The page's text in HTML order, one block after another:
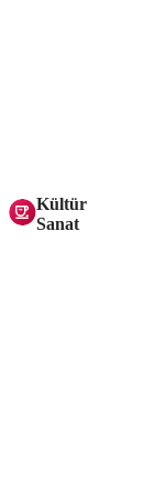
Kültür
Sanat